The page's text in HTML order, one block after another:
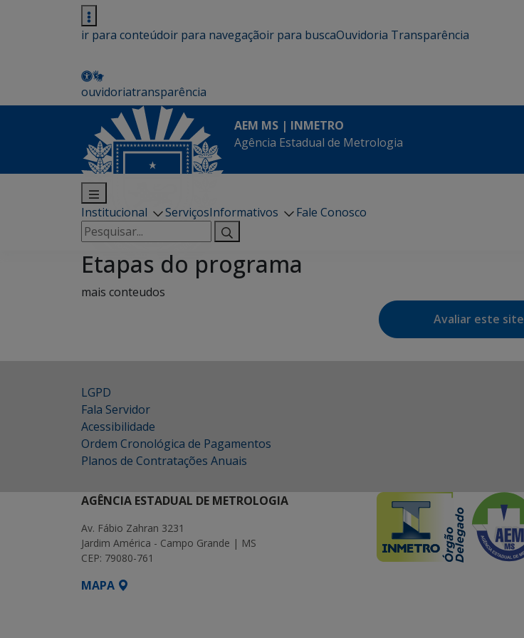
ir para conteúdoir para navegaçãoir para buscaOuvidoria Transparência
ouvidoriatransparência
AEM MS | INMETRO
Agência Estadual de Metrologia
Institucional ServiçosInformativos
Fale Conosco
Pesquisar
por:
Etapas do programa
mais conteudos
Avaliar este site
LGPD
Fala Servidor
Acessibilidade
Ordem Cronológica de Pagamentos
Planos de Contratações Anuais
AGÊNCIA ESTADUAL DE METROLOGIA
Av. Fábio Zahran 3231
Jardim América - Campo Grande | MS
CEP: 79080-761
MAPA